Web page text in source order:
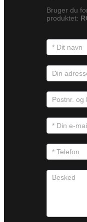
Bruger du
produktet: